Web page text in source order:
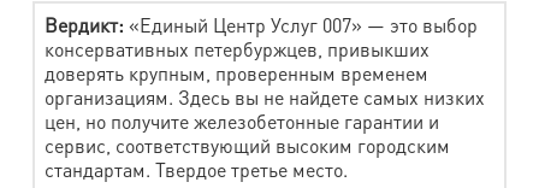
Вердикт: «Единый Центр Услуг 007» — это выбор
консервативных петербуржцев, привыкших
доверять крупным, проверенным временем
организациям. Здесь вы не найдете самых низких
цен, но получите железобетонные гарантии и
сервис, соответствующий высоким городским
стандартам. Твердое третье место.